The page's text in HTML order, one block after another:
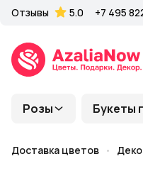
Розы Букеты
Отзывы 5.0 +7 495
Доставка цветов